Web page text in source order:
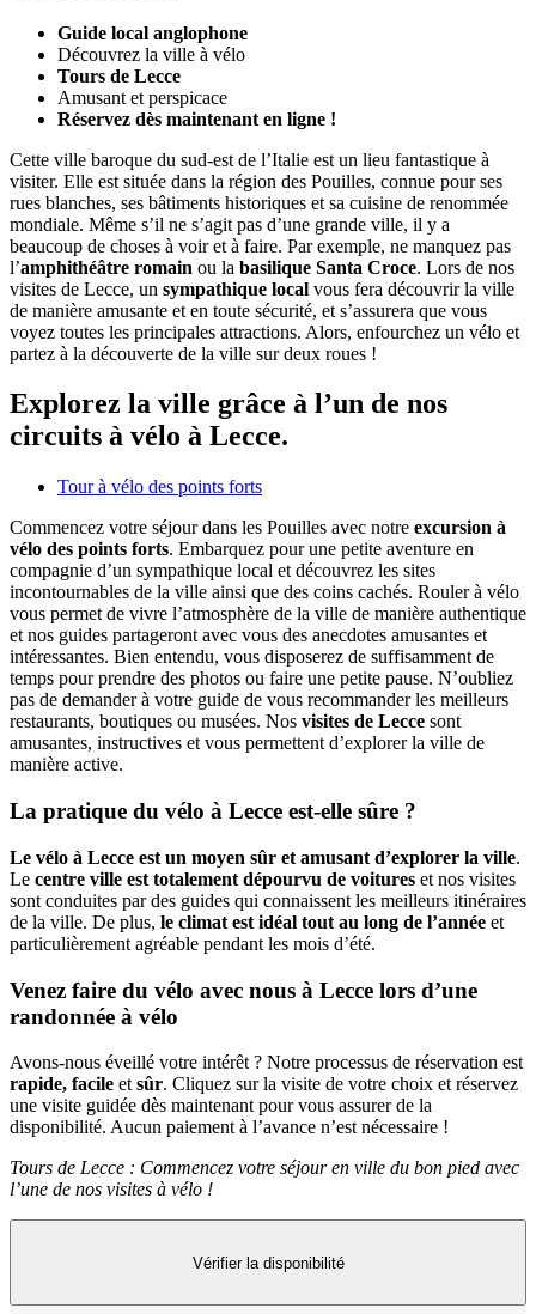
Guide local anglophone
Découvrez la ville à vélo
Tours de Lecce
Amusant et perspicace
Réservez dès maintenant en ligne !
Cette ville baroque du sud-est de l’Italie est un lieu fantastique à
visiter. Elle est située dans la région des Pouilles, connue pour ses
rues blanches, ses bâtiments historiques et sa cuisine de renommée
mondiale. Même s’il ne s’agit pas d’une grande ville, il y a
beaucoup de choses à voir et à faire. Par exemple, ne manquez pas
l’amphithéâtre romain ou la basilique Santa Croce. Lors de nos
visites de Lecce, un sympathique local vous fera découvrir la ville
de manière amusante et en toute sécurité, et s’assurera que vous
voyez toutes les principales attractions. Alors, enfourchez un vélo et
partez à la découverte de la ville sur deux roues !
Explorez la ville grâce à l’un de nos
circuits à vélo à Lecce.
Tour à vélo des points forts
Commencez votre séjour dans les Pouilles avec notre excursion à
vélo des points forts. Embarquez pour une petite aventure en
compagnie d’un sympathique local et découvrez les sites
incontournables de la ville ainsi que des coins cachés. Rouler à vélo
vous permet de vivre l’atmosphère de la ville de manière authentique
et nos guides partageront avec vous des anecdotes amusantes et
intéressantes. Bien entendu, vous disposerez de suffisamment de
temps pour prendre des photos ou faire une petite pause. N’oubliez
pas de demander à votre guide de vous recommander les meilleurs
restaurants, boutiques ou musées. Nos visites de Lecce sont
amusantes, instructives et vous permettent d’explorer la ville de
manière active.
La pratique du vélo à Lecce est-elle sûre ?
Le vélo à Lecce est un moyen sûr et amusant d’explorer la ville.
Le centre ville est totalement dépourvu de voitures et nos visites
sont conduites par des guides qui connaissent les meilleurs itinéraires
de la ville. De plus, le climat est idéal tout au long de l’année et
particulièrement agréable pendant les mois d’été.
Venez faire du vélo avec nous à Lecce lors d’une
randonnée à vélo
Avons-nous éveillé votre intérêt ? Notre processus de réservation est
rapide, facile et sûr. Cliquez sur la visite de votre choix et réservez
une visite guidée dès maintenant pour vous assurer de la
disponibilité. Aucun paiement à l’avance n’est nécessaire !
Tours de Lecce : Commencez votre séjour en ville du bon pied avec
l’une de nos visites à vélo !
Vérifier la disponibilité